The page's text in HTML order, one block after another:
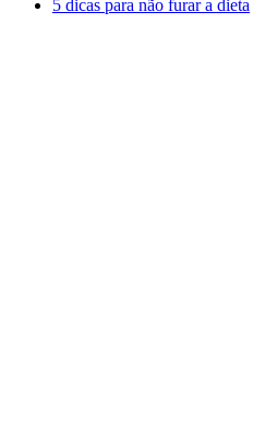
5 dicas para não furar a dieta